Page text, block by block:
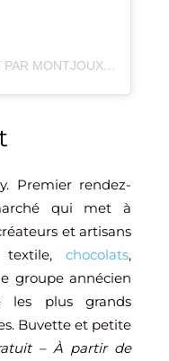
UNE PUBLICATION PARTAGÉE PAR MONTJOUX FESTIVAL (@MONTJOUXFESTIVAL)
Premier rendez-
qui met à
et artisans
textile, chocolats,
groupe annécien
les plus grands
Buvette et petite
– À partir de